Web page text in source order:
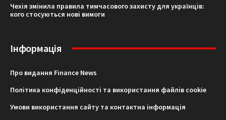
Чехія змінила правила тимчасового захисту для українців:
кого стосуються нові вимоги
Інформація
Про видання Finance News
Політика конфіденційності та використання файлів cookie
Умови використання сайту та контактна інформація